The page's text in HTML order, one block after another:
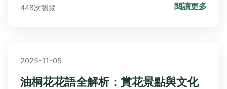
448次瀏覽 閱讀更多
2025-11-05
油桐花花語全解析：賞花景點與文化